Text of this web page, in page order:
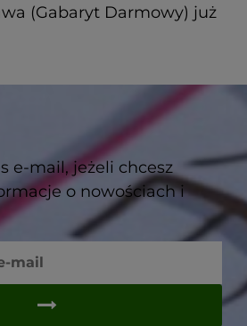
(Gabaryt Darmowy) już
e-mail, jeżeli chcesz
o nowościach i